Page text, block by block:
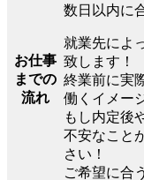
お仕事
までの
流れ
数日以内に
就業先によ
致します！
終業前に実
働くイメー
もし内定後
不安なこと
さい！
ご希望に合